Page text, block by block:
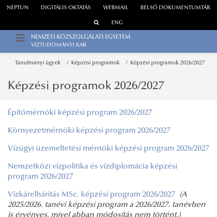
WEBMAIL
NEPTUN DIGITÁLIS OKTATÁS BELSŐ DOKUMENTUMTÁR
ENG
NEMZETI KÖZSZOLGÁLATI EGYETEM
VÍZTUDOMÁNYI KAR
Tanulmányi ügyek Képzési programok Képzési programok 2026/2027
Képzési programok 2026/2027
Építőmérnöki képzési program 2026/2027
Környezetmérnöki képzési program 2026/2027
Vízügyi üzemeltetési mérnöki képzési program 2026/2027
Nemzetközi vízpolitika és vízdiplomácia képzési
program 2026/2027
Vízkárelhárítás MSc. képzési program 2026/2027
(A
2025/2026. tanévi képzési program a 2026/2027. tanévben
is érvényes, mivel abban módosítás nem történt.)